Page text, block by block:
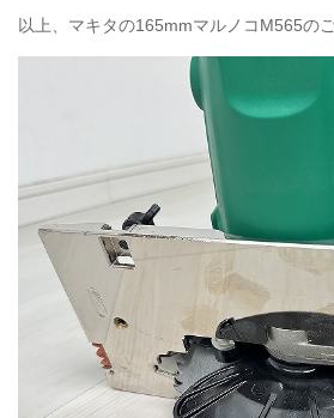
以上、マキタの165mmマルノコM565の